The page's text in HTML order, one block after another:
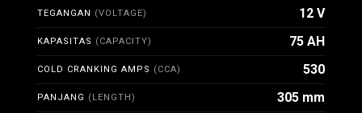
TEGANGAN (VOLTAGE) 12 V
KAPASITAS (CAPACITY) 75 AH
COLD CRANKING AMPS (CCA) 530
PANJANG (LENGTH) 305 mm